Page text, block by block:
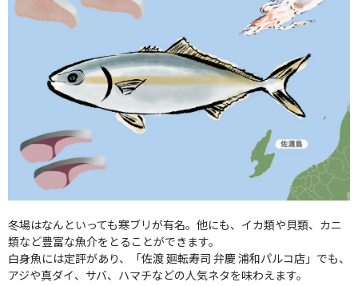
冬場はなんといっても寒ブリが有名。他にも、イカ類や貝類、カニ
類など豊富な魚介をとることができます。
白身魚には定評があり、「佐渡 廻転寿司 弁慶 浦和パルコ店」でも、
アジや真ダイ、サバ、ハマチなどの人気ネタを味わえます。